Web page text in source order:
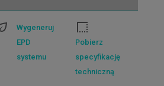
Wygeneruj
EPD
systemu
Pobierz
specyfikację
techniczną